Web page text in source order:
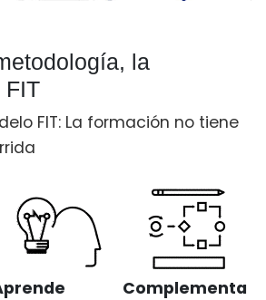
la
FIT
FIT: La formación no tiene
Complementa